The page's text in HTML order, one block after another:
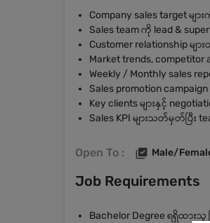
Company sales target မျ
Sales team ကို lead &
Customer relationship မျ
Market trends, competitor
Weekly / Monthly sales
Sales promotion
Key clients များနှင့်
Sales KPI များသတ်မှတ်ပြီး
Open To : Male/
Job Requirements
Bachelor Degree ရရှိထားသူ